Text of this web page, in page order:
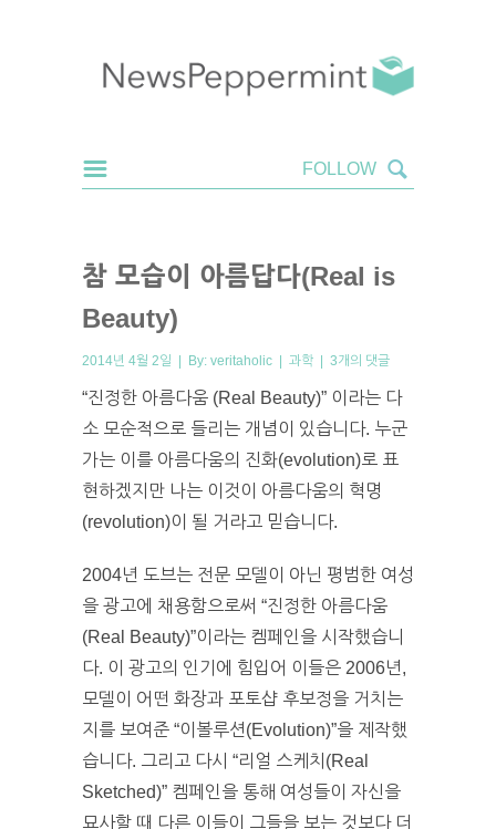
참 모습이 아름답다(Real is
Beauty)
2014년 4월 2일 | By: veritaholic | 과학 | 3개의 댓글
“진정한 아름다움 (Real Beauty)” 이라는 다
소 모순적으로 들리는 개념이 있습니다. 누군
가는 이를 아름다움의 진화(evolution)로 표
현하겠지만 나는 이것이 아름다움의 혁명
(revolution)이 될 거라고 믿습니다.
2004년 도브는 전문 모델이 아닌 평범한 여성
을 광고에 채용함으로써 “진정한 아름다움
(Real Beauty)”이라는 켐페인을 시작했습니
다. 이 광고의 인기에 힘입어 이들은 2006년,
모델이 어떤 화장과 포토샵 후보정을 거치는
지를 보여준 “이볼루션(Evolution)”을 제작했
습니다. 그리고 다시 “리얼 스케치(Real
Sketched)” 켐페인을 통해 여성들이 자신을
묘사할 때 다른 이들이 그들을 보는 것보다 더